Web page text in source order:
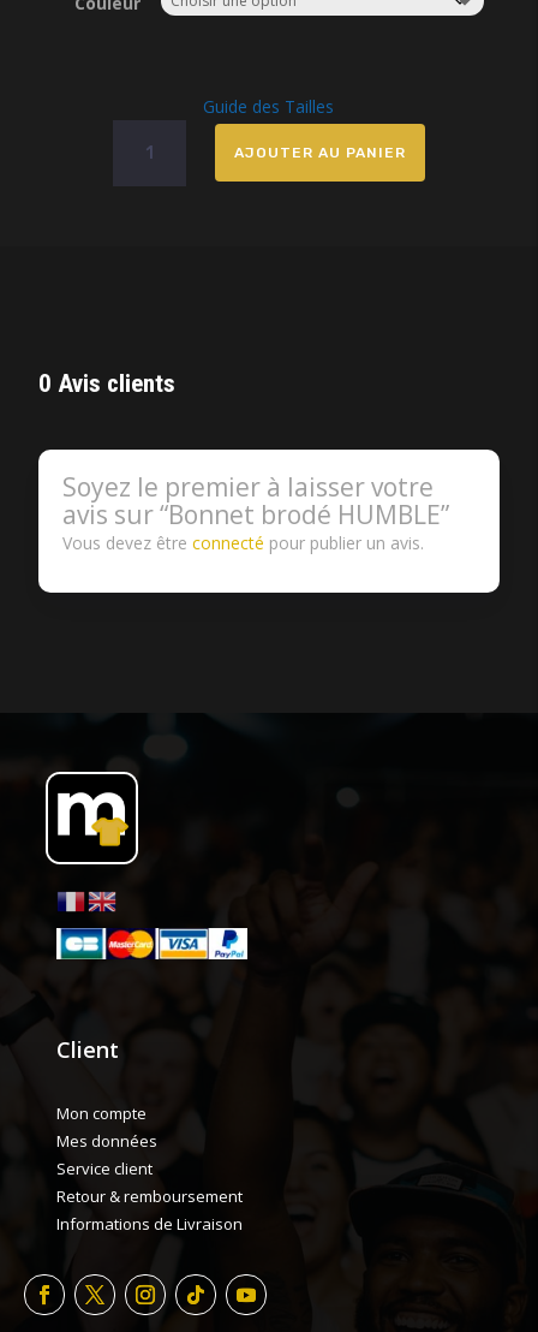
Guide des Tailles
Bonnet
AJOUTER AU PANIER
0 Avis clients
Soyez le premier à laisser votre
avis sur “Bonnet brodé HUMBLE”
Vous devez êtreconnecté pour publier un avis.
Client
Mon compte
Mes données
Service client
Retour & remboursement
Informations de Livraison